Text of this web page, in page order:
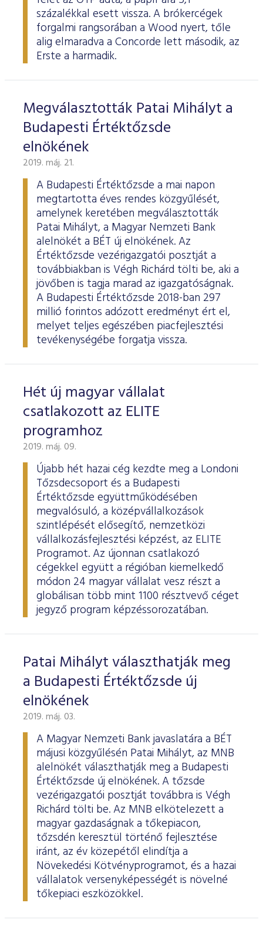
százalékkal esett vissza. A brókercégek
forgalmi rangsorában a Wood nyert, tőle
alig elmaradva a Concorde lett második, az
Erste a harmadik.
Megválasztották Patai Mihályt a
Budapesti Értéktőzsde
elnökének
2019. máj. 21.
A Budapesti Értéktőzsde a mai napon
megtartotta éves rendes közgyűlését,
amelynek keretében megválasztották
Patai Mihályt, a Magyar Nemzeti Bank
alelnökét a BÉT új elnökének. Az
Értéktőzsde vezérigazgatói posztját a
továbbiakban is Végh Richárd tölti be, aki a
jövőben is tagja marad az igazgatóságnak.
A Budapesti Értéktőzsde 2018-ban 297
millió forintos adózott eredményt ért el,
melyet teljes egészében piacfejlesztési
tevékenységébe forgatja vissza.
Hét új magyar vállalat
csatlakozott az ELITE
programhoz
2019. máj. 09.
Újabb hét hazai cég kezdte meg a Londoni
Tőzsdecsoport és a Budapesti
Értéktőzsde együttműködésében
megvalósuló, a középvállalkozások
szintlépését elősegítő, nemzetközi
vállalkozásfejlesztési képzést, az ELITE
Programot. Az újonnan csatlakozó
cégekkel együtt a régióban kiemelkedő
módon 24 magyar vállalat vesz részt a
globálisan több mint 1100 résztvevő céget
jegyző program képzéssorozatában.
Patai Mihályt választhatják meg
a Budapesti Értéktőzsde új
elnökének
2019. máj. 03.
A Magyar Nemzeti Bank javaslatára a BÉT
májusi közgyűlésén Patai Mihályt, az MNB
alelnökét választhatják meg a Budapesti
Értéktőzsde új elnökének. A tőzsde
vezérigazgatói posztját továbbra is Végh
Richárd tölti be. Az MNB elkötelezett a
magyar gazdaságnak a tőkepiacon,
tőzsdén keresztül történő fejlesztése
iránt, az év közepétől elindítja a
Növekedési Kötvényprogramot, és a hazai
vállalatok versenyképességét is növelné
tőkepiaci eszközökkel.